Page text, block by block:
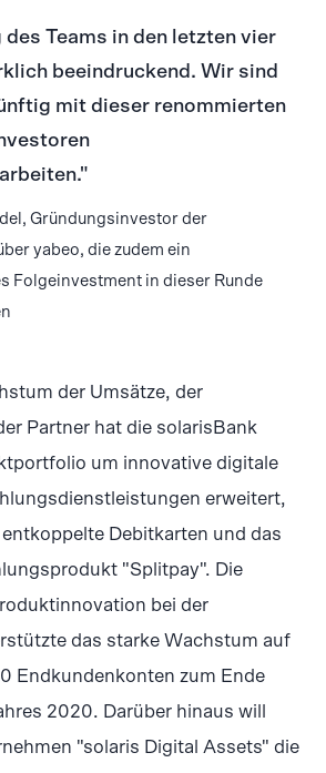
des Teams in den letzten vier
beeindruckend. Wir sind
mit dieser renommierten
Gründungsinvestor der
yabeo, die zudem ein
Folgeinvestment in dieser Runde
der Umsätze, der
Partner hat die solarisBank
um innovative digitale
erweitert,
Debitkarten und das
"Splitpay". Die
bei der
das starke Wachstum auf
Endkundenkonten zum Ende
2020. Darüber hinaus will
"solaris Digital Assets" die